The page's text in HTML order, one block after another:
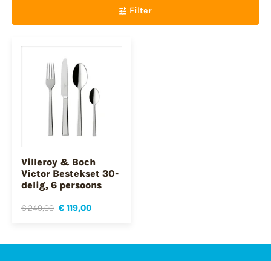
Filter
Villeroy & Boch
Victor Bestekset 30-
delig, 6 persoons
€ 249,00 € 119,00